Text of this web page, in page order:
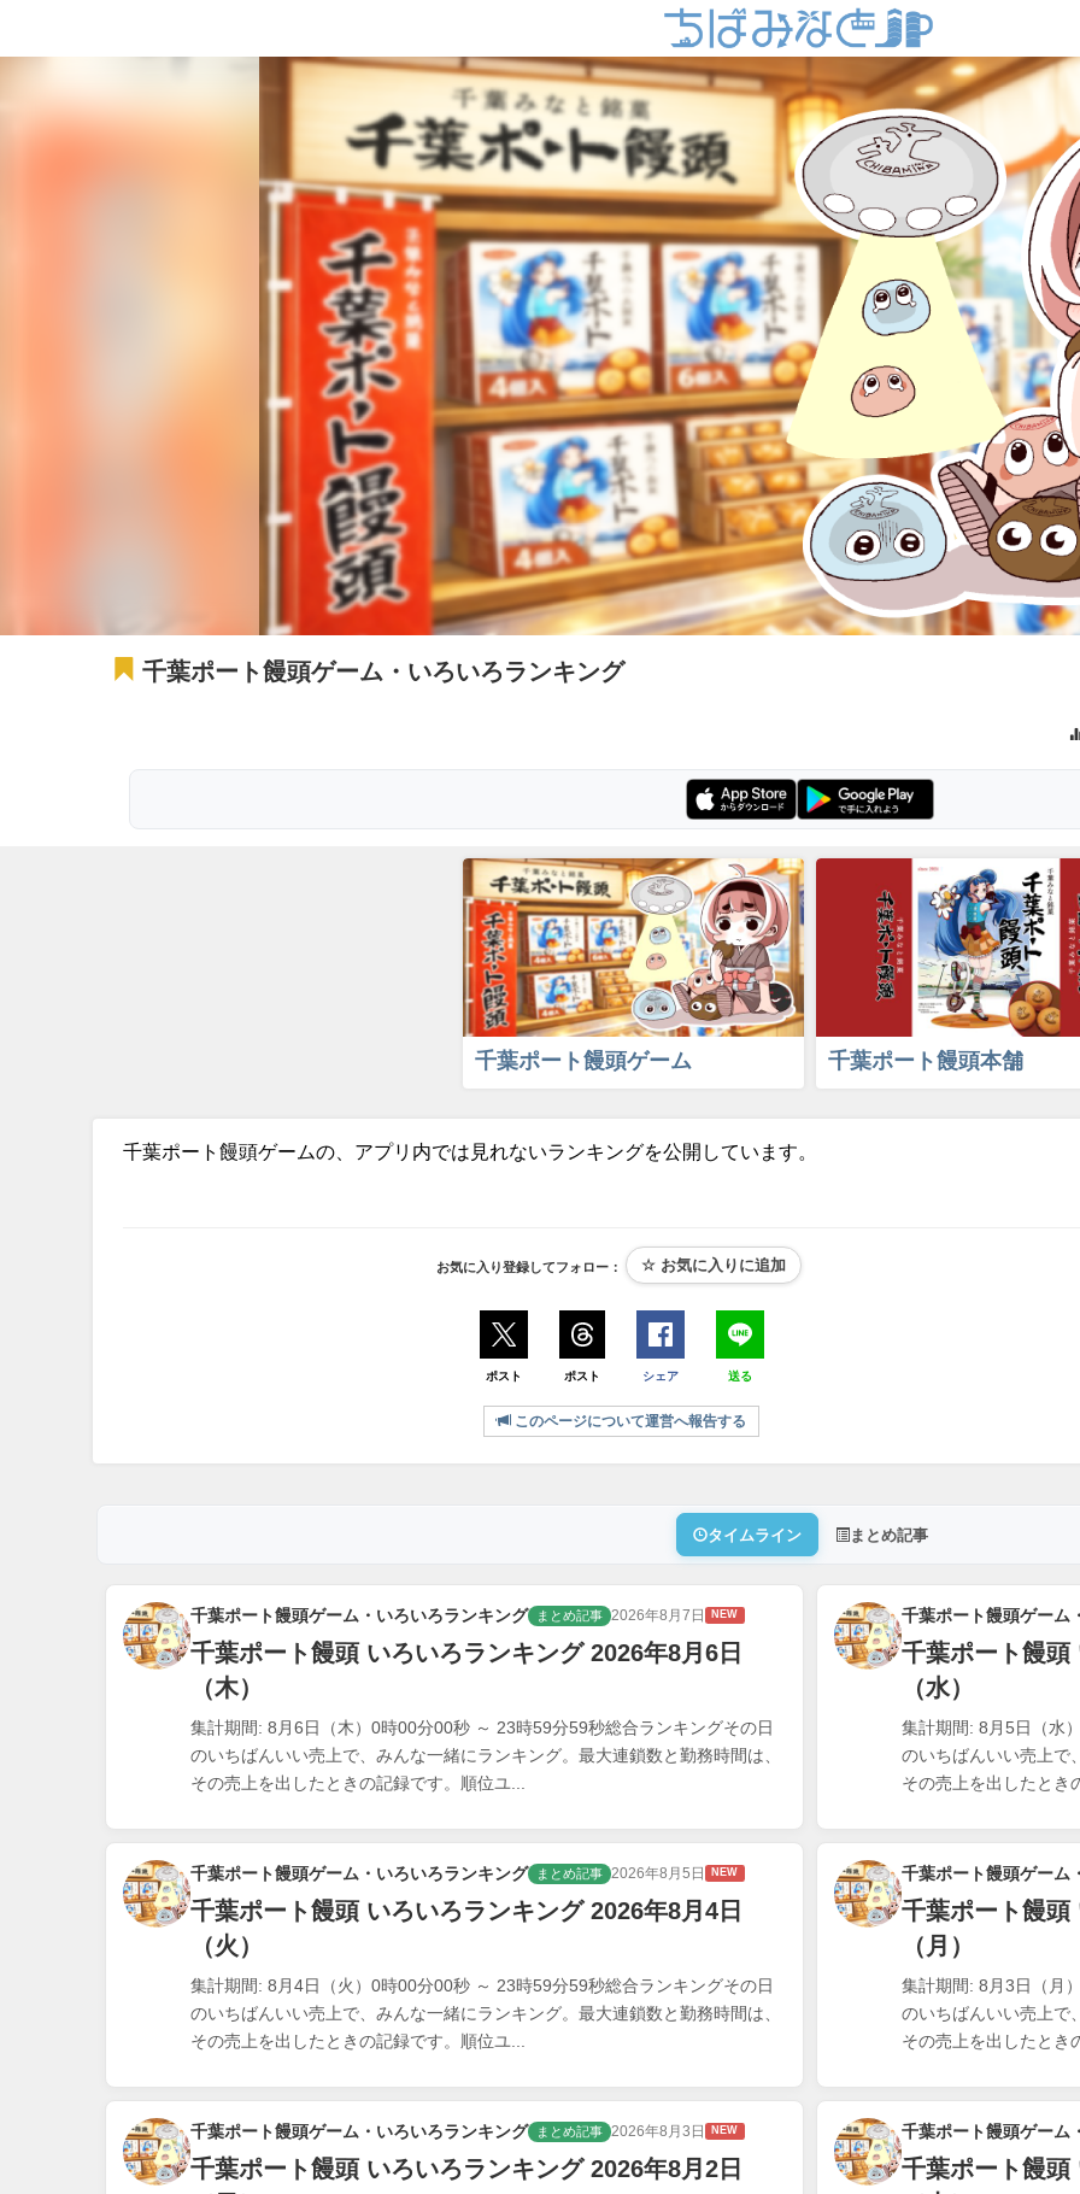
千葉ポート饅頭ゲーム・いろいろランキング
千葉ポート饅頭ゲーム 千葉ポート饅頭本舗
千葉ポート饅頭ゲームの、アプリ内では見れないランキングを公開しています。
お気に入り登録してフォロー：
ポスト ポスト シェア 送る
このページについて運営へ報告する
タイムライン まとめ記事